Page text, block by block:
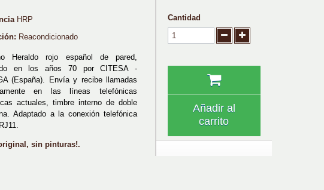
HRP
Reacondicionado
Heraldo rojo español de pared,
en los años 70 por CITESA -
(España). Envía y recibe llamadas
en las líneas telefónicas
actuales, timbre interno de doble
Adaptado a la conexión telefónica
sin pinturas!.
Cantidad
Añadir al
carrito